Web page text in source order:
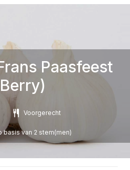
Paasfeest
Voorgerecht
basis van 2 stem(men)